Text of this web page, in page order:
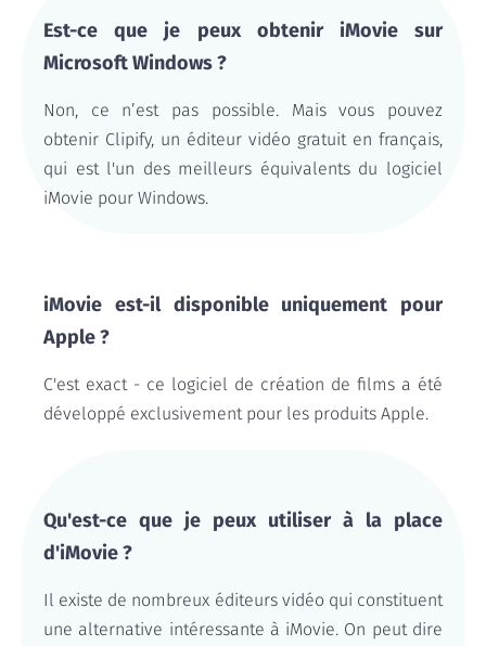
Est-ce que je peux obtenir iMovie sur
Microsoft Windows ?
Non, ce n’est pas possible. Mais vous pouvez
obtenir Clipify, un éditeur vidéo gratuit en français,
qui est l'un des meilleurs équivalents du logiciel
iMovie pour Windows.
iMovie est-il disponible uniquement pour
Apple ?
C'est exact - ce logiciel de création de films a été
développé exclusivement pour les produits Apple.
Qu'est-ce que je peux utiliser à la place
d'iMovie ?
Il existe de nombreux éditeurs vidéo qui constituent
une alternative intéressante à iMovie. On peut dire